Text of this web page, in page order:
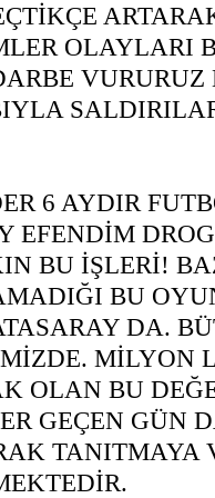
OLAYLARI
6 AYDIR
EFENDİM
BU İŞLERİ!
BU
DA.
MİLYON
OLAN BU
GEÇEN GÜN
TANITMAYA